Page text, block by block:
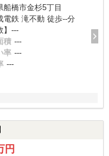
船橋市金杉5丁目
電鉄 滝不動 徒歩--分
】---
積 ---
率 ---
---
円